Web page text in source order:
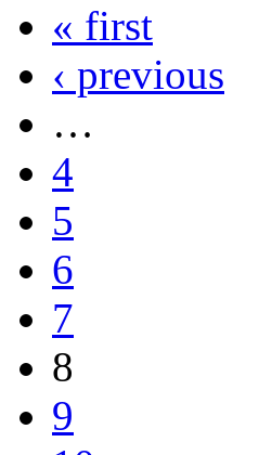
« first
‹ previous
…
4
5
6
7
8
9